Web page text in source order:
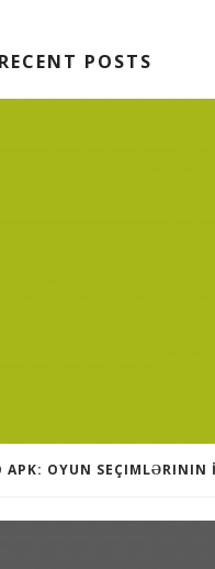
RECENT POSTS
APK: OYUN SEÇIMLƏRININ